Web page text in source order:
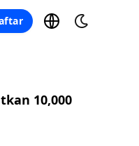
10,000